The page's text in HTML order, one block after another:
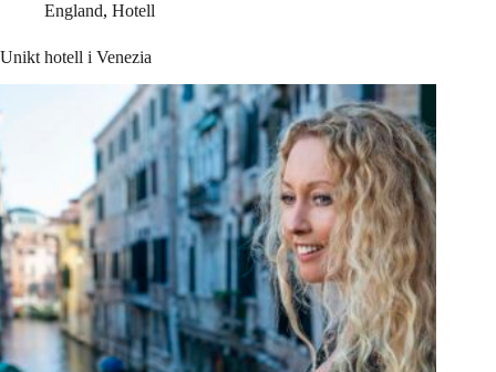
England, Hotell
Unikt hotell i Venezia